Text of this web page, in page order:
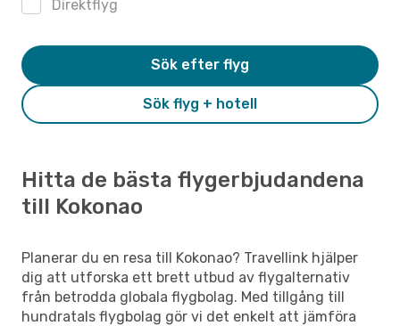
Direktflyg
Sök flyg + hotell
Sök efter flyg
Hitta de bästa flygerbjudandena
till Kokonao
Planerar du en resa till Kokonao? Travellink hjälper
dig att utforska ett brett utbud av flygalternativ
från betrodda globala flygbolag. Med tillgång till
hundratals flygbolag gör vi det enkelt att jämföra